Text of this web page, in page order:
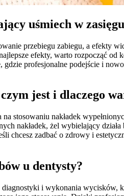
uśmiech w
przebiegu zabiegu, a efekty
efekty, warto rozpocząć
profesjonalne podejście i
jest i dlaczego
na stosowaniu nakładek
nakładek, żel wybielający
chcesz zadbać o zdrowy i
u dentysty?
diagnostyki i wykonania wycisków,